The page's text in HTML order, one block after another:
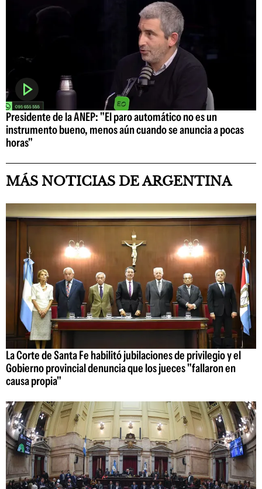
Presidente de la ANEP: "El paro automático no es un
instrumento bueno, menos aún cuando se anuncia a pocas
horas"
MÁS NOTICIAS DE ARGENTINA
La Corte de Santa Fe habilitó jubilaciones de privilegio y el
Gobierno provincial denuncia que los jueces "fallaron en
causa propia"